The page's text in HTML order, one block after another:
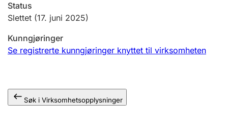
Jeger
Offentlig sektor
Status
Slettet (17. juni 2025)
Kunngjøringer
Se registrerte kunngjøringer knyttet til virksomheten
Søk i Virksomhetsopplysninger